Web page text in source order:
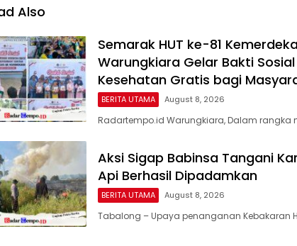
Also
Semarak HUT ke-81
Warungkiara Gelar Bakti
Kesehatan Gratis bagi
BERITA UTAMA August 8, 2026
Radartempo.id Warungkiara, Dalam rangka
Aksi Sigap Babinsa Tangani
Api Berhasil Dipadamkan
BERITA UTAMA August 8, 2026
Tabalong – Upaya penanganan Kebakaran